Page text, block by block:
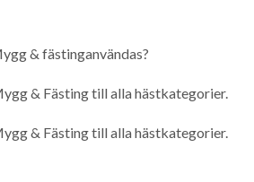
& fästinganvändas?
& Fästing till alla hästkategorier.
& Fästing till alla hästkategorier.